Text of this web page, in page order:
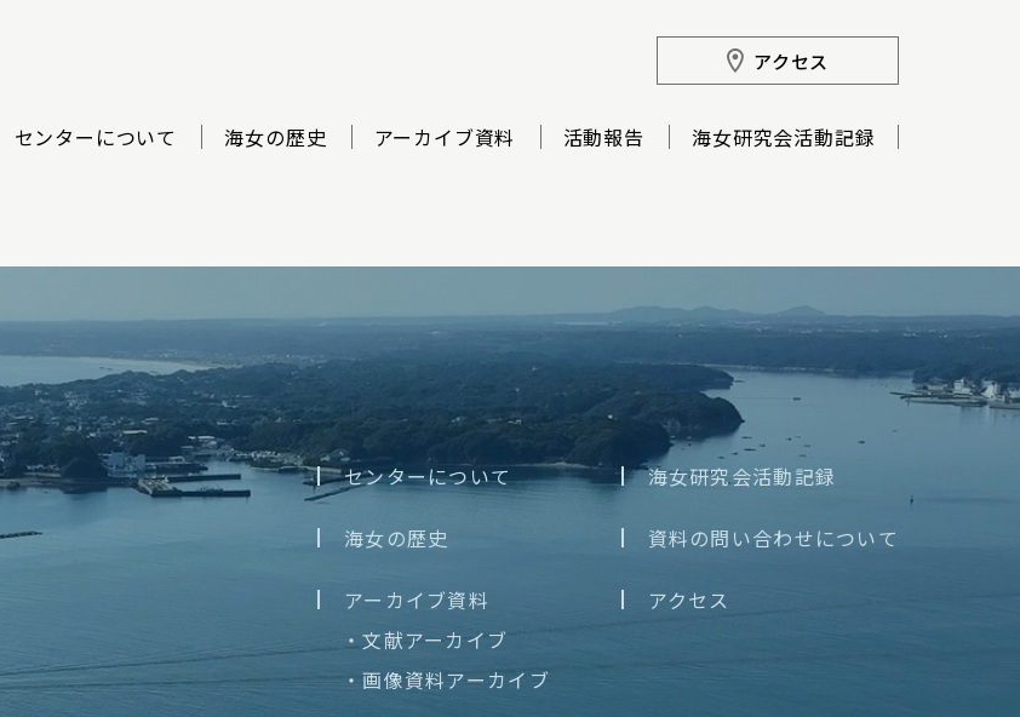
アクセス
センターについて 海女の歴史 アーカイブ資料 活動報告 海女研究会活動記録
センターについて
海女の歴史
アーカイブ資料
・文献アーカイブ
・画像資料アーカイブ
海女研究会活動記録
資料の問い合わせについて
アクセス